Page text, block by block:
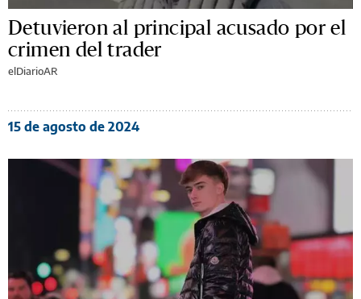
Detuvieron al principal acusado por el
crimen del trader
elDiarioAR
15 de agosto de 2024